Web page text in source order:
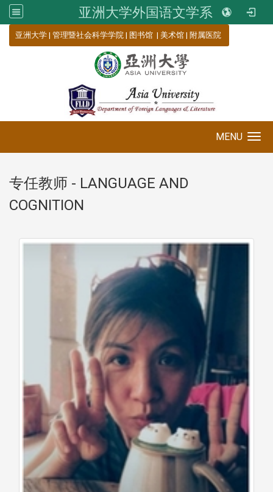
亚洲大学外国语文学系
亚洲大学 | 管理暨社会科学学院 | 图书馆 | 美术馆 | 附属医院
MENU
专任教师 - LANGUAGE AND
COGNITION